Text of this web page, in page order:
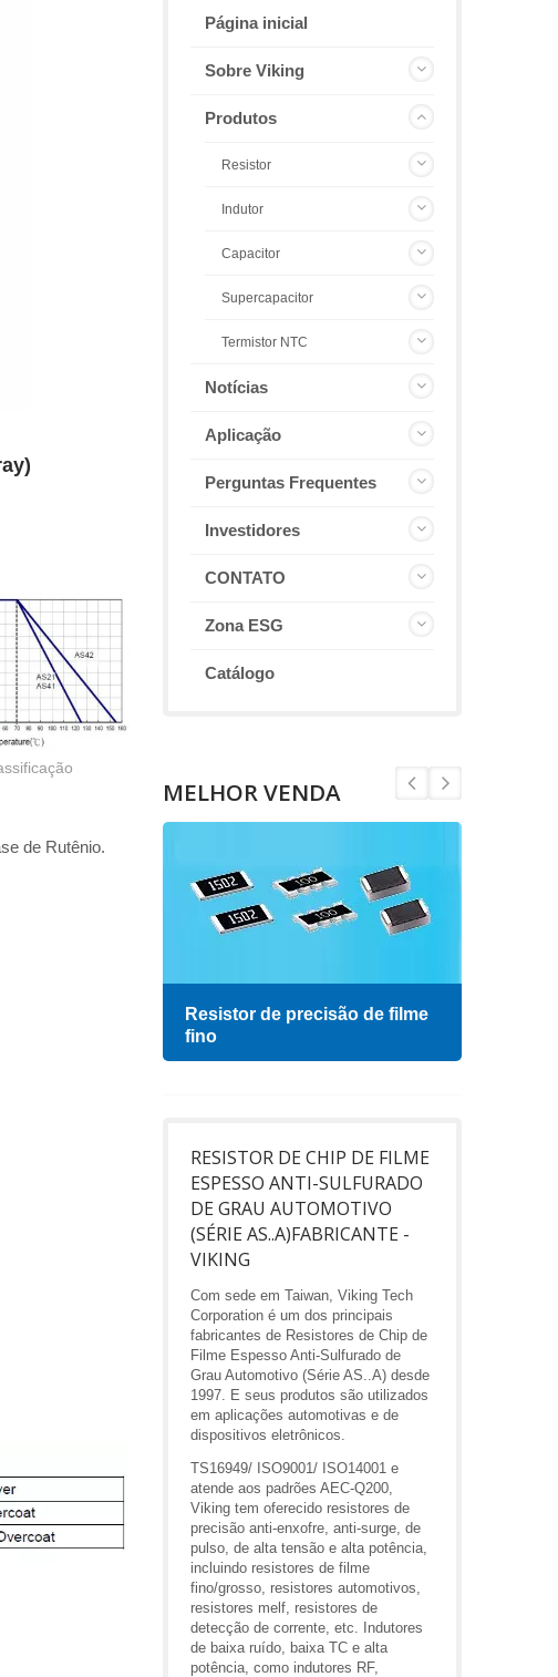
de Rutênio.
Página inicial
Sobre Viking
Produtos
Resistor
Indutor
Capacitor
Supercapacitor
Termistor NTC
Notícias
Aplicação
Perguntas Frequentes
Investidores
CONTATO
Zona ESG
Catálogo
MELHOR VENDA
Resistor de precisão de filme
fino
RESISTOR DE CHIP DE FILME
ESPESSO ANTI-SULFURADO
DE GRAU AUTOMOTIVO
(SÉRIE AS..A)FABRICANTE -
VIKING
Com sede em Taiwan, Viking Tech
Corporation é um dos principais
fabricantes de Resistores de Chip de
Filme Espesso Anti-Sulfurado de
Grau Automotivo (Série AS..A) desde
1997. E seus produtos são utilizados
em aplicações automotivas e de
dispositivos eletrônicos.
TS16949/ ISO9001/ ISO14001 e
atende aos padrões AEC-Q200,
Viking tem oferecido resistores de
precisão anti-enxofre, anti-surge, de
pulso, de alta tensão e alta potência,
incluindo resistores de filme
fino/grosso, resistores automotivos,
resistores melf, resistores de
detecção de corrente, etc. Indutores
de baixa ruído, baixa TC e alta
potência, como indutores RF,